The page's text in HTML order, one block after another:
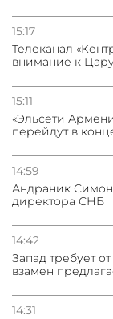
15:17
Телеканал
внимание к
15:11
«Эльсети
перейдут в
14:59
Андраник
директора СНБ
14:42
Запад требует
взамен
14:31